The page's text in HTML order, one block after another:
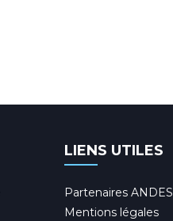
LIENS UTILES
Partenaires ANDES
Mentions légales